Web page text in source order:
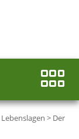
Lebenslagen > Der